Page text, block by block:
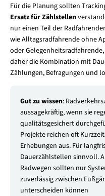
Für die Planung sollten
Ersatz für Zählstellen
nur einen Teil der
wie Alltagsradfahrende ohne
oder
daher die Kombination mit
Zählungen, Befragungen und
Gut zu wissen:
aussagekräftig, wenn sie
qualitätsgesichert
Projekte reichen oft
Erhebungen aus. Für
Dauerzählstellen sinnvoll.
Radwegen sollten nur
zuverlässig zwischen
unterscheiden können